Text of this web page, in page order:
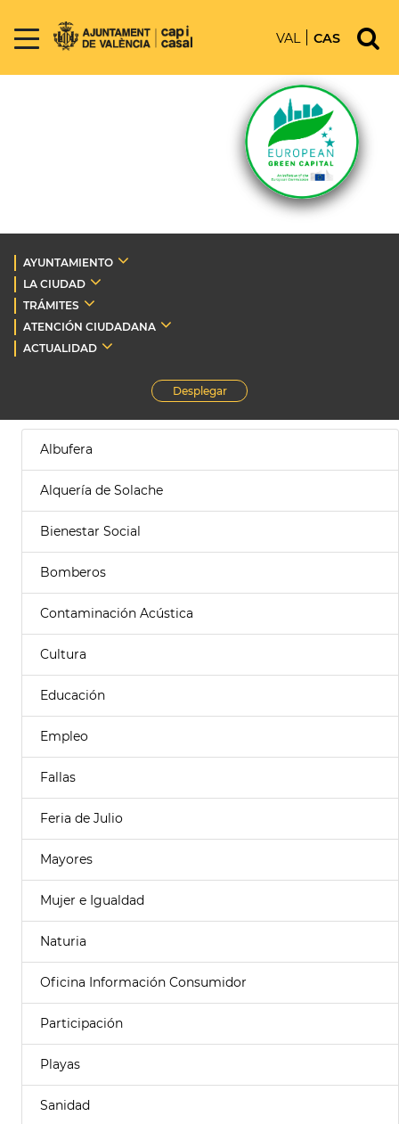
VAL CAS
AYUNTAMIENTO
LA CIUDAD
TRÁMITES
ATENCIÓN CIUDADANA
ACTUALIDAD
Desplegar
Albufera
Alquería de Solache
Bienestar Social
Bomberos
Contaminación Acústica
Cultura
Educación
Empleo
Fallas
Feria de Julio
Mayores
Mujer e Igualdad
Naturia
Oficina Información Consumidor
Participación
Playas
Sanidad